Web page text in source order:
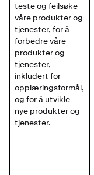
teste og feilsøke
våre produkter og
tjenester, for å
forbedre våre
produkter og
tjenester,
inkludert for
opplæringsformål,
og for å utvikle
nye produkter og
tjenester.